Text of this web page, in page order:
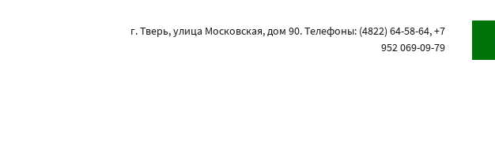
г. Тверь, улица Московская, дом 90. Телефоны: (4822) 64-58-64, +7
952 069-09-79